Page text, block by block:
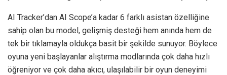
AI Tracker’dan AI Scope’a kadar 6 farklı asistan özelliğine
sahip olan bu model, gelişmiş desteği hem anında hem de
tek bir tıklamayla oldukça basit bir şekilde sunuyor. Böylece
oyuna yeni başlayanlar alıştırma modlarında çok daha hızlı
öğreniyor ve çok daha akıcı, ulaşılabilir bir oyun deneyimi